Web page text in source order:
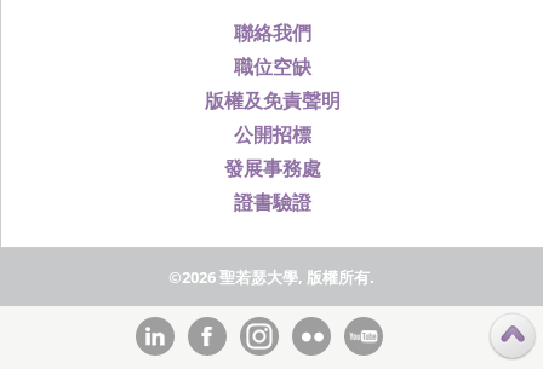
聯絡我們
職位空缺
版權及免責聲明
公開招標
發展事務處
證書驗證
©2026 聖若瑟大學, 版權所有.